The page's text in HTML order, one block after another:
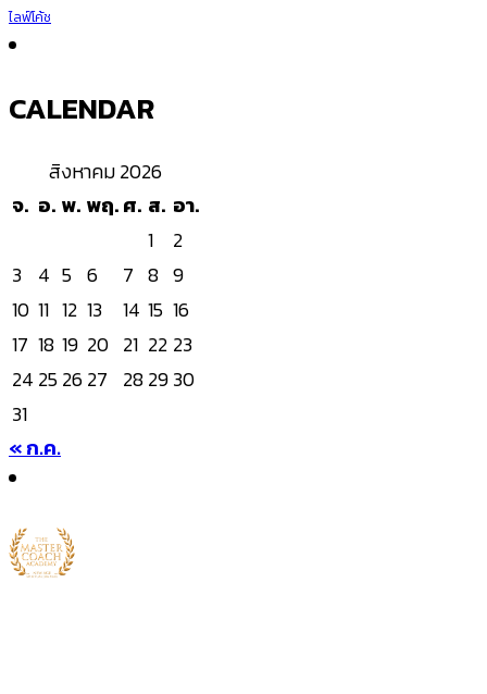
ไลฟ์โค้ช
CALENDAR
สิงหาคม 2026
จ. อ. พ. พฤ.ศ. ส. อา.
1
2
3 4 5 6 7 8 9
10 11 12 13 14 15 16
17 18 19 20 21 22 23
24 2526 27 282930
31
« ก.ค.